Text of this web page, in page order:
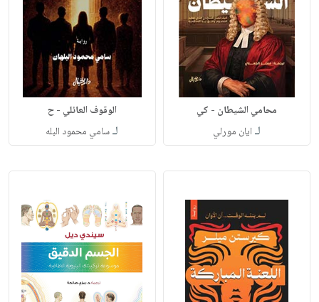
محامي الشيطان - كي
لـ ايان مورلي
الوقوف العائلي - ح
لـسامي محمود البله